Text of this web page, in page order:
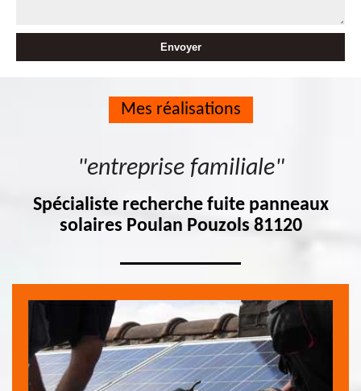
Mes réalisations
"entreprise familiale"
Spécialiste recherche fuite panneaux
solaires Poulan Pouzols 81120